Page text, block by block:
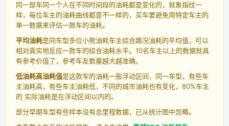
同一部车同一个人在不同时间段的油耗都是变化的，就象指纹一
样，每位车主的油耗曲线都是不一样的，买车要避免用特定车主的
单一数据来评估一款车的油耗。
平均油耗是同车型多位小熊油耗车主综合路况油耗的平均值，可以
相对真实地反应一款车的综合油耗水平。10名车主以上的数据就具
有参考价值了，参考车友数量越大越准确。
低油耗高油耗值是这款车的油耗一般浮动区间，同一车型，有些车
主油耗高，有些车主油耗低，不同的城市油耗也有变化，80%车主
的 实际油耗是在浮动区间以内的。
部分早期车型有些样本没有总里程数据，已从统计图中忽略。